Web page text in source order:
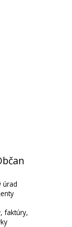
úrad
faktúry,